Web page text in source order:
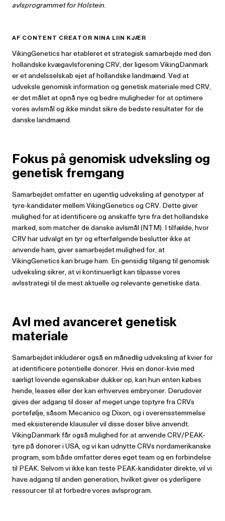
avlsprogrammet for Holstein.
AF CONTENT CREATOR NINA LIIN KJÆR
VikingGenetics har etableret et strategisk samarbejde med den
hollandske kvægavlsforening CRV, der ligesom VikingDanmark
er et andelsselskab ejet af hollandske landmænd. Ved at
udveksle genomisk information og genetisk materiale med CRV,
er det målet at opnå nye og bedre muligheder for at optimere
vores avlsmål og ikke mindst sikre de bedste resultater for de
danske landmænd.
Fokus på genomisk udveksling og
genetisk fremgang
Samarbejdet omfatter en ugentlig udveksling af genotyper af
tyre-kandidater mellem VikingGenetics og CRV. Dette giver
mulighed for at identificere og anskaffe tyre fra det hollandske
marked, som matcher de danske avlsmål (NTM). I tilfælde, hvor
CRV har udvalgt en tyr og efterfølgende beslutter ikke at
anvende ham, giver samarbejdet mulighed for, at
VikingGenetics kan bruge ham. En gensidig tilgang til genomisk
udveksling sikrer, at vi kontinuerligt kan tilpasse vores
avlsstrategi til de mest aktuelle og relevante genetiske data.
Avl med avanceret genetisk
materiale
Samarbejdet inkluderer også en månedlig udveksling af kvier for
at identificere potentielle donorer. Hvis en donor-kvie med
særligt lovende egenskaber dukker op, kan hun enten købes
hende, leases eller der kan erhverves embryoner. Derudover
gives der adgang til doser af meget unge toptyre fra CRVs
portefølje, såsom Mecanico og Dixon, og i overensstemmelse
med eksisterende klausuler vil disse doser blive anvendt.
VikingDanmark får også mulighed for at anvende CRV/PEAK-
tyre på donorer i USA, og vi kan udnytte CRVs nordamerikanske
program, som både omfatter deres eget team og en forbindelse
til PEAK. Selvom vi ikke kan teste PEAK-kandidater direkte, vil vi
have adgang til anden generation, hvilket giver os yderligere
ressourcer til at forbedre vores avlsprogram.